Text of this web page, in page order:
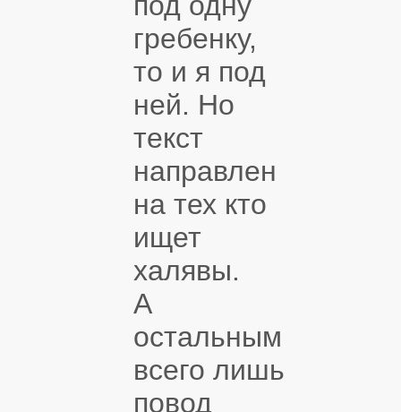
гребенку,
то и я под
ней. Но
текст
направлен
на тех кто
ищет
халявы.
А
остальным
всего лишь
повод